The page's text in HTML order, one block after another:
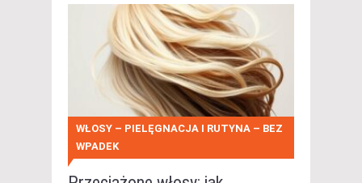
WŁOSY – PIELĘGNACJA I RUTYNA – BEZ
WPADEK